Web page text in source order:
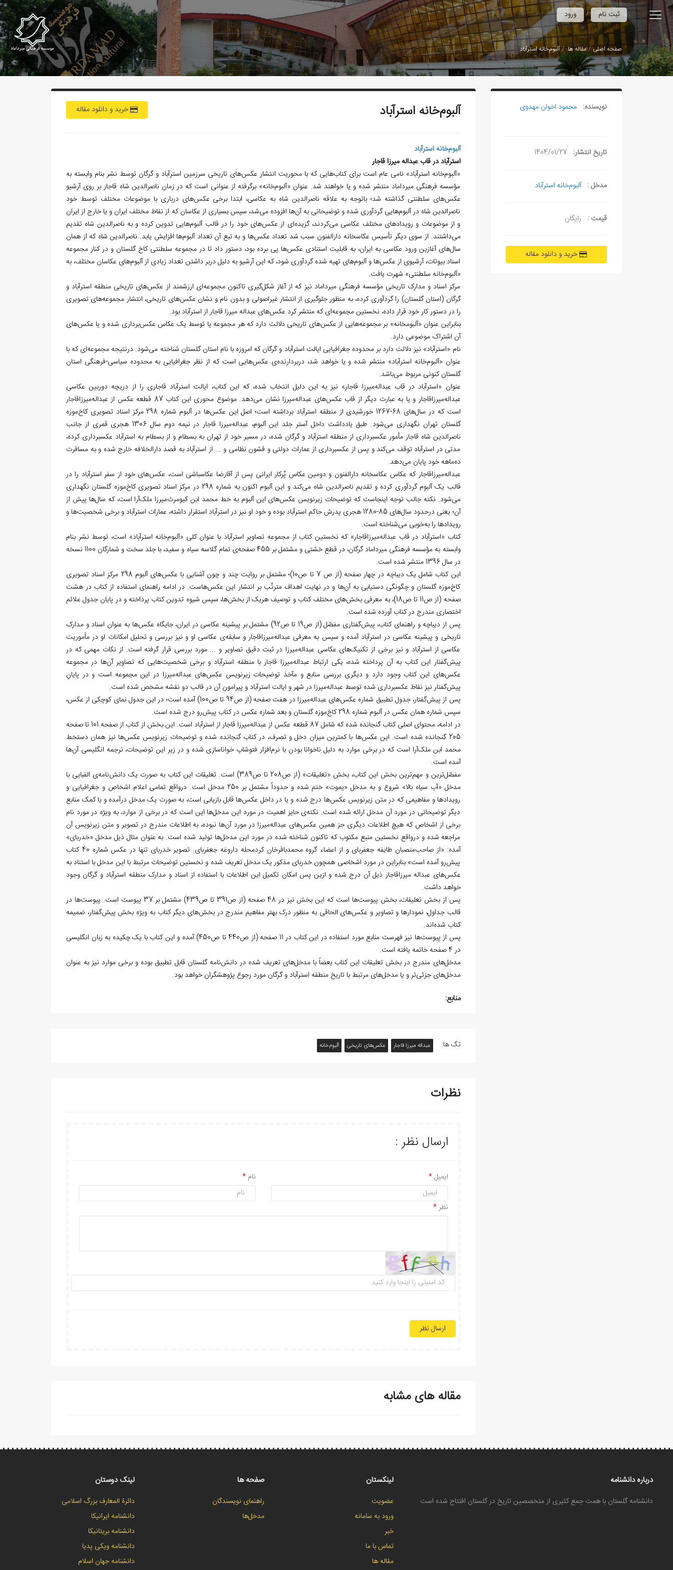
ورود / ثبت نام
صفحه اصلی مقاله ها آلبوم‌خانه استرآباد
نویسنده: محمود اخوان مهدوی
تاریخ انتشار: 1404/01/27
مدخل : آلبوم‌خانه استرآباد
قیمت : رایگان
خرید و دانلود مقاله
خرید و دانلود مقاله آلبوم‌خانه استرآباد
آلبوم‌خانه استرآباد
استرآباد در قاب عبداله میرزا قاجار
«آلبوم‌خانه استرآباد» نامی عام است برای کتاب‌هایی که با محوریت انتشار عکس‌های تاریخی سرزمین استرآباد و گرگان توسط نشر بنام وابسته به
مؤسسه فرهنگی میرداماد منتشر شده و یا خواهند شد. عنوان «آلبوم‌خانه» برگرفته از عنوانی است که در زمان ناصرالدین شاه قاجار بر روی آرشیو
عکس‌های سلطنتی گذاشته شد؛ باتوجه به علاقه ناصرالدین شاه به عکاسی، ابتدا برخی عکس‌های درباری با موضوعات مختلف توسط خود
ناصرالدین شاه در آلبوم‌هایی گردآوری شده و توضیحاتی به آن‌ها افزوده می‌شد، سپس بسیاری از عکاسان که از نقاط مختلف ایران و یا خارج از ایران
و از موضوعات و رویدادهای مختلف عکاسی می‌کردند، گزیده‌ای از عکس‌های خود را در قالب آلبوم‌هایی تدوین کرده و به ناصرالدین شاه تقدیم
می‌داشتند. از سوی دیگر تأسیس عکاسخانه دارالفنون سبب شد تعداد عکس‌ها و به تبع آن تعداد آلبوم‌ها افزایش یابد. ناصرالدین شاه که از همان
سال‌های آغازین ورود عکاسی به ایران، به قابلیت استنادی عکس‌ها پی برده بود، دستور داد تا در مجموعه سلطنتی کاخ گلستان و در کنار مجموعه
اسناد بیوتات، آرشیوی از عکس‌ها و آلبوم‌های تهیه شده گردآوری شود، که این آرشیو به دلیل دربر داشتن تعداد زیادی از آلبوم‌های عکاسان مختلف، به
«آلبوم‌خانه سلطنتی» شهرت یافت.
مرکز اسناد و مدارک تاریخی مؤسسه فرهنگی میرداماد نیز که از آغاز شکل‌گیری تاکنون مجموعه‌ای ارزشمند از عکس‌های تاریخی منطقه استرآباد و
گرگان (استان گلستان) را گردآوری کرده، به منظور جلوگیری از انتشار غیراصولی و بدون نام و نشان عکس‌های تاریخی، انتشار مجموعه‌های تصویری
را در دستور کار خود قرار داده، نخستین مجموعه‌ای که منتشر کرد عکس‌های عبداله میرزا قاجار از استرآباد بود.
بنابراین عنوان «آلبوم‏خانه» بر مجموعه‌هایی از عکس‌های تاریخی دلالت دارد که هر مجموعه یا توسط یک عکاس عکس‌برداری شده و یا عکس‌های
آن اشتراک موضوعی دارد.
نام «استرآباد» نیز دلالت دارد بر محدوده جغرافیایی ایالت استرآباد و گرگان که امروزه با نام استان گلستان شناخته می‌شود. درنتیجه مجموعه‌ای که با
عنوان «آلبوم‌خانه استرآباد» منتشر شده و یا خواهد شد، دربردارنده‌ی عکس‌هایی است که از نظر جغرافیایی به محدوده سیاسی-فرهنگی استان
گلستان کنونی مربوط می‌باشد.
عنوان «استرآباد در قاب عبداله‌میرزا قاجار» نیز به این دلیل انتخاب شده، که این کتاب، ایالت استرآباد قاجاری را از دریچه دوربین عکاسی
عبداله‌میرزاقاجار و یا به عبارت دیگر از قاب عکس‌های عبداله‌میرزا نشان می‌دهد. موضوع محوری این کتاب 87 قطعه عکس از عبداله‌میرزاقاجار
است که در سال‌های 68-1267 خورشیدی از منطقه استرآباد برداشته است؛ اصل این عکس‌ها در آلبوم شماره 298 مرکز اسناد تصویری کاخ‌موزه
گلستان تهران نگهداری می‌شود. طبق یادداشت داخل آستر جلد این آلبوم، عبداله‌میرزا قاجار در نیمه دوم سال 1306 هجری قمری از جانب
ناصرالدین شاه قاجار مأمور عکسبرداری از منطقه استرآباد و گرگان شده، در مسیر خود از تهران به بسطام و از بسطام به استرآباد عکسبرداری کرده،
مدتی در استرآباد توقف می‌کند و پس از عکسبرداری از عمارات دولتی و قشون نظامی و ... از استرآباد به قصد دارالخلافه خارج شده و به مسافرت
ده‌ماهه خود پایان می‌دهد.
عبداله‌میرزاقاجار که عکاس عکاسخانه دارالفنون و دومین عکاس پُرکار ایرانی پس از آقارضا عکاسباشی است، عکس‌های خود از سفر استرآباد را در
قالب یک آلبوم گردآوری کرده و تقدیم ناصرالدین شاه می‌کند و این آلبوم اکنون به شماره 298 در مرکز اسناد تصویری کاخ‌موزه گلستان نگهداری
می‌شود. نکته جالب توجه اینجاست که توضیحات زیرنویس عکس‌های این آلبوم به خط محمد ابن کیومرث‌میرزا ملک‌آرا است، که سال‌ها پیش از
آن؛ یعنی درحدود سال‌های 85-1280 هجری پدرش حاکم استرآباد بوده و خود او نیز در استرآباد استقرار داشته، عمارات استرآباد و برخی شخصیت‌ها و
رویدادها را به‌خوبی می‌شناخته است.
کتاب «استرآباد در قاب عبداله‌میرزاقاجار» که نخستین کتاب از مجموعه تصاویر استرآباد با عنوان کلی «آلبوم‌خانه استرآباد» است، توسط نشر بنام
وابسته به مؤسسه فرهنگی میرداماد گرگان، در قطع خشتی و مشتمل بر 455 صفحه‌ی تمام گلاسه سیاه و سفید، با جلد سخت و شمارگان 1100 نسخه
در سال 1396 منتشر شده است.
این کتاب شامل یک دیباچه در چهار صفحه (از ص 7 تا ص10)؛ مشتمل بر روایت چند و چون آشنایی با عکس‌های آلبوم 298 مرکز اسناد تصویری
کاخ‌موزه گلستان و چگونگی دستیابی به آن‌ها و در نهایت اهداف مترتّب بر انتشار این عکس‌هاست. در ادامه راهنمای استفاده از کتاب در هشت
صفحه (از ص11 تا ص18)، به معرفی بخش‌های مختلف کتاب و توصیف هریک از بخش‌ها، سپس شیوه تدوین کتاب پرداخته و در پایان جدول علائم
اختصاری مندرج در کتاب آورده شده است.
پس از دیباچه و راهنمای کتاب، پیش‌گفتاری مفصّل (از ص19 تا ص92) مشتمل بر پیشینه عکاسی در ایران، جایگاه عکس‌ها به عنوان اسناد و مدارک
تاریخی و پیشینه عکاسی در استرآباد آمده و سپس به معرفی عبداله‌میرزاقاجار و سابقه‌ی عکاسی او و نیز بررسی و تحلیل امکانات او در مأموریت
عکاسی از استرآباد و نیز برخی از تکنیک‌های عکاسی عبداله‌میرزا در ثبت دقیق تصاویر و ... مورد بررسی قرار گرفته است. از نکات مهمی که در
پیش‌گفتار این کتاب به آن پرداخته شده، یکی ارتباط عبداله‌میرزا قاجار با منطقه استرآباد و برخی شخصیت‌هایی که تصاویر آن‌ها در مجموعه
عکس‌های این کتاب وجود دارد و دیگری بررسی منابع و مآخذ توضیحات زیرنویس عکس‌های عبداله‌میرزا در این مجموعه است و در پایانِ
پیش‌‌گفتار نیز نقاط عکسبرداری شده توسط عبداله‌میرزا در شهر و ایالت استرآباد و پیرامون آن در قالب دو نقشه مشخص شده است.
پس از پیش‌گفتار، جدول تطبیق شماره عکس‌های عبداله‌میرزا در هفت صفحه (از ص94 تا ص100) آمده است؛ در این جدول نمای کوچکی از عکس،
سپس شماره همان عکس در آلبوم شماره 298 کاخ‌موزه گلستان و بعد شماره عکس در کتاب پیش‌رو درج شده است.
در ادامه، محتوای اصلی کتاب گنجانده شده که شامل 87 قطعه عکس از عبداله‌میرزا قاجار از استرآباد است. این بخش از کتاب از صفحه 101 تا صفحه
205 گنجانده شده است. این عکس‌ها با کمترین میزان دخل و تصرف، در کتاب گنجانده شده و توضیحات زیرنویس عکس‌ها نیز همان دستخط
محمد ابن ملک‌آرا است که در برخی موارد به دلیل ناخوانا بودن با نرم‌افزار فتوشاپ خواناسازی شده و در زیر این توضیحات، ترجمه انگلیسی آن‌ها
آمده است.
مفصّل‌ترین و مهم‌ترین بخش این کتاب، بخش «تعلیقات» (از ص208 تا ص389) است. تعلیقات این کتاب به صورت یک دانش‌نامه‌ی الفبایی با
مدخل «آب سیاه بالا» شروع و به مدخل «یموت» ختم شده و حدوداً مشتمل بر 250 مدخل است. درواقع تمامی اعلام اشخاص و جغرافیایی و
رویدادها و مفاهیمی که در متن زیرنویس عکس‌ها درج شده و یا در داخل عکس‌ها قابل بازیابی است، به صورت یک مدخل درآمده و با کمک منابع
دیگر توضیحاتی در مورد آن مدخل ارائه شده است. نکته‌ی حایز اهمیت در مورد این مدخل‌ها این است که در برخی از موارد، به ویژه در مورد نام
برخی از اشخاص که هیچ اطلاعات دیگری جز همین عکس‌های عبداله‌میرزا در مورد آن‌ها نبوده، به اطلاعات مندرج در تصویر و متن زیرنویس آن
مراجعه شده و درواقع نخستین منبع مکتوب که تاکنون شناخته شده در مورد این مدخل‌ها تولید شده است. به عنوان مثال ذیل مدخل «خدربای»
آمده: «از صاحب‌منصبان طایفه جعفربای و از اعضاء گروه محمدباقرخان کردمحله داروغه جعفربای. تصویر خدربای تنها در عکس شماره 40 کتاب
پیش‌رو آمده است» بنابراین در مورد اشخاصی همچون خدربای مذکور یک مدخل تعریف شده و نخستین توضیحات مرتبط با این مدخل با استناد به
عکس‌های عبداله میرزاقاجار ذیل آن درج شده و ازین پس امکان تکمیل این اطلاعات با استفاده از اسناد و مدارک منطقه استرآباد و گرگان وجود
خواهد داشت.
پس از بخش تعلیقات، بخش پیوست‌ها است که این بخش نیز در 48 صفحه (از ص391 تا ص439) مشتمل بر 37 پیوست است. پیوست‌ها در
قالب جداول، نمودارها و تصاویر و عکس‌های الحاقی به منظور درک بهتر مفاهیم مندرج در بخش‌های دیگر کتاب به ویژه بخش پیش‌گفتار، ضمیمه
کتاب شده‌اند.
پس از پیوست‌ها نیز فهرست منابع مورد استفاده در این کتاب در 11 صفحه (از ص440 تا ص450) آمده و این کتاب با یک چکیده به زبان انگلیسی
در 4 صفحه خاتمه یافته است.
مدخل‌های مندرج در بخش تعلیقات این کتاب بعضاً با مدخل‌های تعریف شده در دانش‌نامه گلستان قابل تطبیق بوده و برخی موارد نیز به عنوان
مدخل‌های جزئی‌تر و یا مدخل‌های مرتبط با تاریخ منطقه استرآباد و گرگان مورد رجوع پژوهشگران خواهد بود.
منابع:
تگ ها: عبداله میرزا قاجار عکس‌های تاریخی آلبوم‌خانه
نظرات
ارسال نظر :
نام ایمیل
نظر
ارسال نظر
مقاله های مشابه
درباره دانشنامه
دانشنامه گلستان با همت جمع کثیری از متخصصین تاریخ در گلستان افتتاح شده است
لینکستان
عضویت
ورود به سامانه
خبر
تماس با ما
مقاله ها
صفحه ها
راهنمای نویسندگان
مدخل‌ها
لینک دوستان
دائرة المعارف بزرگ اسلامی
دانشنامه ایرانیکا
دانشنامه بریتانیکا
دانشنامه ویکی پدیا
دانشنامه جهان اسلام